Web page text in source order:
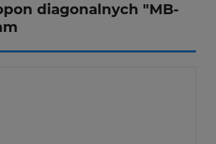
diagonalnych "MB-